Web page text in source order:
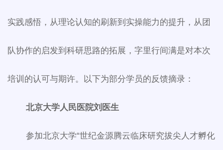
实践感悟，从理论认知的刷新到实操能力的提升，从团
队协作的启发到科研思路的拓展，字里行间满是对本次
培训的认可与期许。以下为部分学员的反馈摘录：
北京大学人民医院刘医生
参加北京大学“世纪金源腾云临床研究拔尖人才孵化